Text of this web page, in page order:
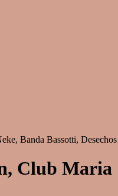
Banda Bassotti,
Club Maria